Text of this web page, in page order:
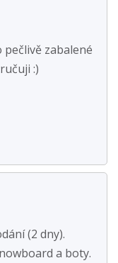
zabalené
:)
(2 dny).
a boty.